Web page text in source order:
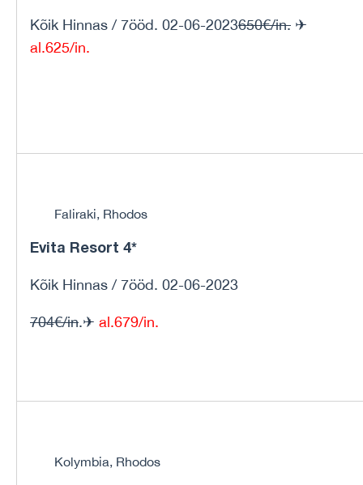
Kõik Hinnas / 7ööd. 02-06-2023650€/in. ✈
al.625/in.
Faliraki, Rhodos
Evita Resort 4*
Kõik Hinnas / 7ööd. 02-06-2023
704€/in.✈ al.679/in.
Kolymbia, Rhodos